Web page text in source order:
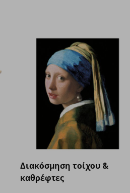
Διακόσμηση τοίχου &
καθρέφτες